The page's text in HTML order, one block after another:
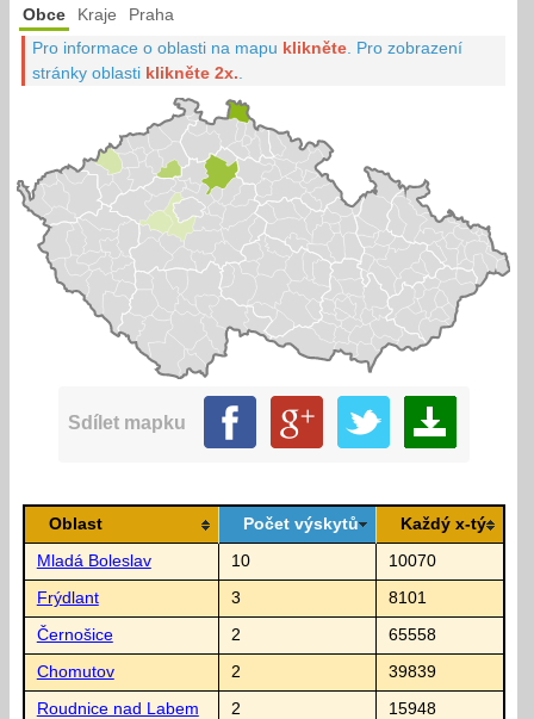
Obce Kraje Praha
Pro informace o oblasti na mapu klikněte Pro zobrazení
stránky oblasti klikněte 2x.
Sdílet mapku
Oblast Počet výskytů Každý x-tý
Mladá Boleslav 10 10070
Frýdlant 3 8101
Černošice 2 65558
Chomutov 2 39839
Roudnice nad Labem 2 15948